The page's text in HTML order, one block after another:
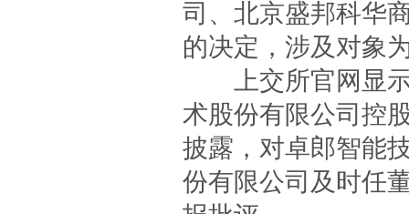
司、北京盛邦科华
的决定，涉及对象
上交所官网显示
术股份有限公司控
披露，对卓郎智能
份有限公司及时任